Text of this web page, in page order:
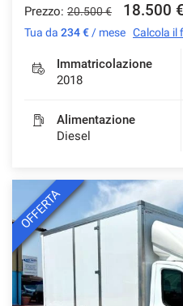
Prezzo: 20.500 € 18.500
Tua da 234 € / mese Calcola il
Immatricolazione
2018
Alimentazione
Diesel
OFFERTA